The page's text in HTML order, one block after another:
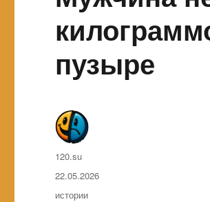
пузыре
Автор
120.su
Опубликовано
22.05.2026
Метки
истории